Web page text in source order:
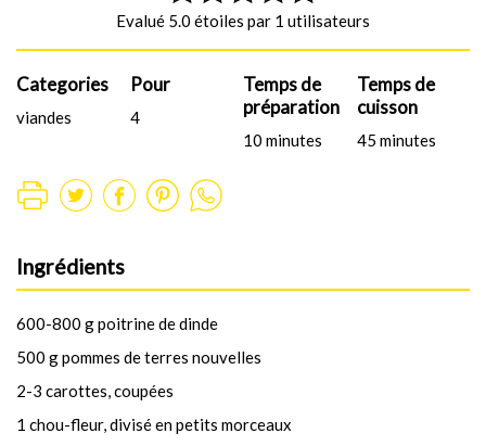
Evalué 5.0 étoiles par 1 utilisateurs
Categories
viandes
Pour
4
Temps de
préparation
10 minutes
Temps de
cuisson
45 minutes
Ingrédients
600-800 g poitrine de dinde
500 g pommes de terres nouvelles
2-3 carottes, coupées
1 chou-fleur, divisé en petits morceaux